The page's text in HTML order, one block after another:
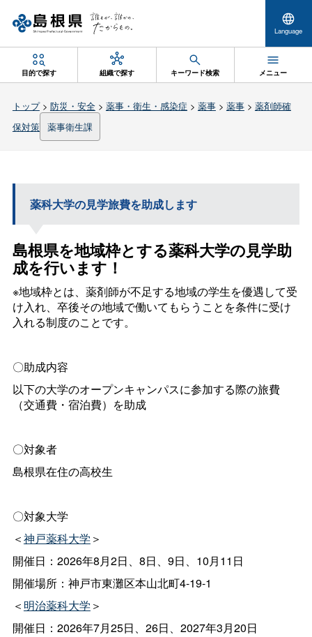
Language
目的で探す 組織で探す キーワード検索 メニュー
トップ> 防災・安全> 薬事・衛生・感染症 > 薬事> 薬事> 薬剤師確
保対策 薬事衛生課
薬科大学の見学旅費を助成します
島根県を地域枠とする薬科大学の見学助
成を行います！
※地域枠とは、薬剤師が不足する地域の学生を優遇して受
け入れ、卒後その地域で働いてもらうことを条件に受け
入れる制度のことです。
〇助成内容
以下の大学のオープンキャンパスに参加する際の旅費
（交通費・宿泊費）を助成
〇対象者
島根県在住の高校生
〇対象大学
＜神戸薬科大学 ＞
開催日：2026年8月2日、8日、9日、10月11日
開催場所：神戸市東灘区本山北町4-19-1
＜ 明治薬科大学 ＞
開催日：2026年7月25日、26日、2027年3月20日